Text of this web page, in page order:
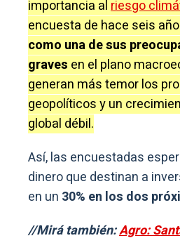
importancia alriesgo
encuesta de hace seis
como una de sus
graves en el plano
generan más temor los
geopolíticos y un
global débil.
Así, las encuestadas
dinero que destinan a
en un 30% en los dos
//Mirá también:Agro: